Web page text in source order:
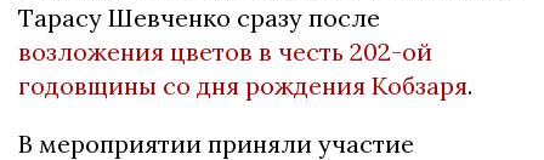
Тарасу Шевченко сразу после
возложения цветов в честь 202-ой
годовщины со дня рождения Кобзаря.
В мероприятии приняли участие